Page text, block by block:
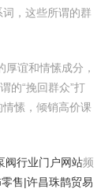
词，这些所谓的群
谊和情愫成分，
的“挽回群众”打
情愫，倾销高价课
阀行业门户网站频
售|许昌珠鹊贸易